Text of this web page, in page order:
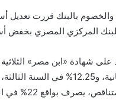
بالبنك قررت تعديل
المركزي المصري بخفض أسعار
الأولى، و16.25% في السنة